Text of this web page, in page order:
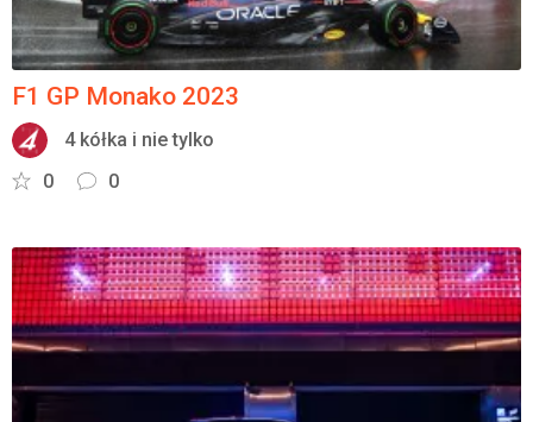
F1 GP Monako 2023
4 kółka i nie tylko
0
0